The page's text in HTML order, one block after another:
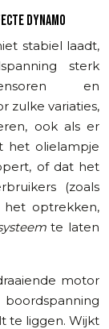
DYNAMO
stabiel laadt,
sterk
en
zulke variaties,
ook als er
het olielampje
of dat het
(zoals
optrekken,
te laten
motor
te liggen. Wijkt